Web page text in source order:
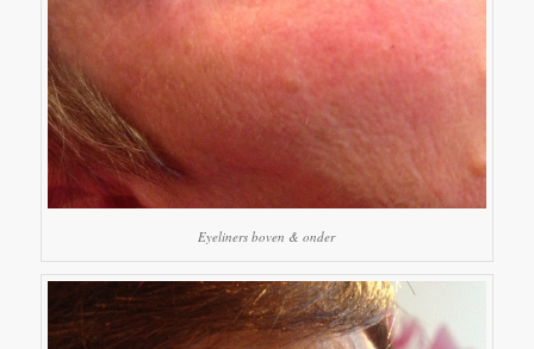
Eyeliners boven & onder